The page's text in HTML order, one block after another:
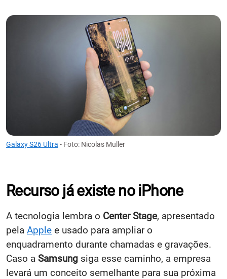
Galaxy S26 Ultra - Foto: Nicolas Muller
Recurso já existe no iPhone
A tecnologia lembra o Center Stage, apresentado
pela Apple e usado para ampliar o
enquadramento durante chamadas e gravações.
Caso a Samsung siga esse caminho, a empresa
levará um conceito semelhante para sua próxima